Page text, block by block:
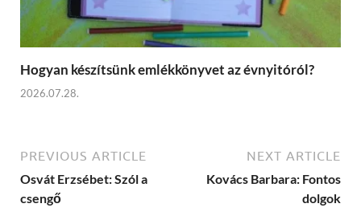
Hogyan készítsünk emlékkönyvet az évnyitóról?
2026.07.28.
PREVIOUS ARTICLE
Osvát Erzsébet: Szól a
csengő
NEXT ARTICLE
Kovács Barbara: Fontos
dolgok